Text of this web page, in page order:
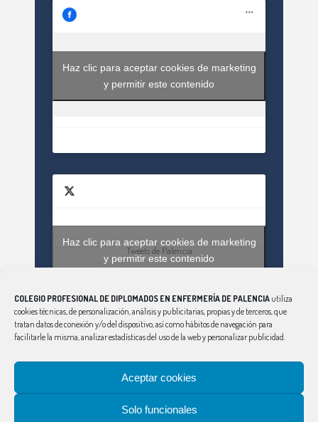
COLEGIO PROFESIONAL DE DIPLOMADOS EN ENFERMERÍA DE PALENCIA utiliza
cookies técnicas, de personalización, análisis y publicitarias, propias y de terceros, que
tratan datos de conexión y/o del dispositivo, así como hábitos de navegación para
facilitarle la misma, analizar estadísticas del uso de la web y personalizar publicidad.
Aceptar cookies
Solo funcionales
Haz clic para aceptar cookies de marketing
y permitir este contenido
Tweets de Palencia
Haz clic para aceptar cookies de marketing
y permitir este contenido
SORIA |PALENCIA
ZAMORA